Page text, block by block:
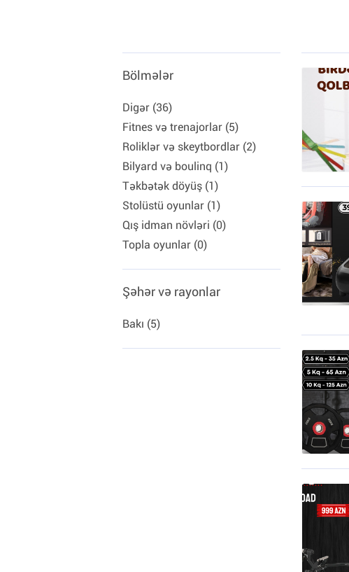
Bölmələr
Digər (36)
Fitnes və trenajorlar (5)
Roliklər və skeytbordlar (2)
Bilyard və boulinq (1)
Təkbətək döyüş (1)
Stolüstü oyunlar (1)
Qış idman növləri (0)
Topla oyunlar (0)
Şəhər və rayonlar
Bakı (5)